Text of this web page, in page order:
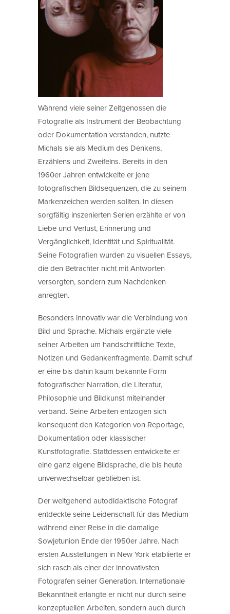
Während viele seiner Zeitgenossen die
Fotografie als Instrument der Beobachtung
oder Dokumentation verstanden, nutzte
Michals sie als Medium des Denkens,
Erzählens und Zweifelns. Bereits in den
1960er Jahren entwickelte er jene
fotografischen Bildsequenzen, die zu seinem
Markenzeichen werden sollten. In diesen
sorgfältig inszenierten Serien erzählte er von
Liebe und Verlust, Erinnerung und
Vergänglichkeit, Identität und Spiritualität.
Seine Fotografien wurden zu visuellen Essays,
die den Betrachter nicht mit Antworten
versorgten, sondern zum Nachdenken
anregten.
Besonders innovativ war die Verbindung von
Bild und Sprache. Michals ergänzte viele
seiner Arbeiten um handschriftliche Texte,
Notizen und Gedankenfragmente. Damit schuf
er eine bis dahin kaum bekannte Form
fotografischer Narration, die Literatur,
Philosophie und Bildkunst miteinander
verband. Seine Arbeiten entzogen sich
konsequent den Kategorien von Reportage,
Dokumentation oder klassischer
Kunstfotografie. Stattdessen entwickelte er
eine ganz eigene Bildsprache, die bis heute
unverwechselbar geblieben ist.
Der weitgehend autodidaktische Fotograf
entdeckte seine Leidenschaft für das Medium
während einer Reise in die damalige
Sowjetunion Ende der 1950er Jahre. Nach
ersten Ausstellungen in New York etablierte er
sich rasch als einer der innovativsten
Fotografen seiner Generation. Internationale
Bekanntheit erlangte er nicht nur durch seine
konzeptuellen Arbeiten, sondern auch durch